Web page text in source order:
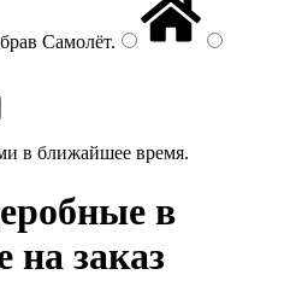
Самолёт.
в ближайшее время.
в
на заказ